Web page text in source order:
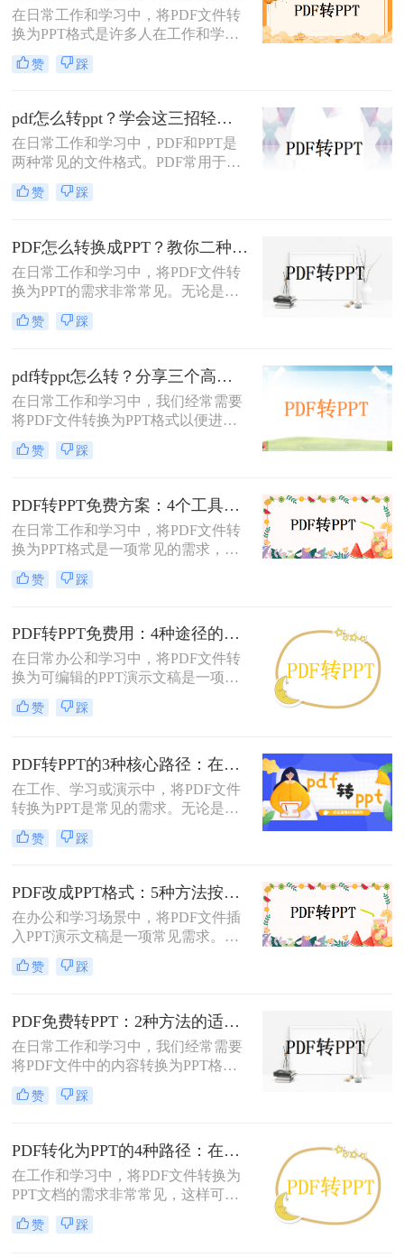
在日常工作和学习中，将PDF文件转
换为PPT格式是许多人在工作和学习
中常遇到的需求，特别是当需要将
PDF中的内容进行编辑、演示或分享
文将介绍三种常用的PDF转PPT的方
法。
赞 踩
pdf怎么转ppt？学会这三招轻松搞定转换！
在日常工作和学习中，PDF和PPT是
两种常见的文件格式。PDF常用于文
档的查看和分享，而PPT则更多地用
于制作演示文稿和进行演讲。有时，
式，以便进行编辑、修改或展示。那
么pdf怎么转ppt呢？本文将介绍三种
将PDF转换为PPT的方法：使用专业
的PDF转PPT软件、利用在线转换工
具，以及手动复制粘贴内容。
赞 踩
PDF怎么转换成PPT？教你二种转换方法！
在日常工作和学习中，将PDF文件转
换为PPT的需求非常常见。无论是为
了方便展示、编辑还是进一步处理，
掌握几种高效的PDF转PPT方法都是
PPT呢？本文将详细介绍两种常见的
PDF转PPT方法，帮助用户轻松完成
文件格式转换。
赞 踩
pdf转ppt怎么转？分享三个高效转换方法！
在日常工作和学习中，我们经常需要
将PDF文件转换为PPT格式以便进行
演示或编辑。那么pdf转ppt怎么转
呢？以下将介绍三种常用的pdf转ppt
转换。
赞 踩
PDF转PPT免费方案：4个工具的文件限制和输出质量对比！
在日常工作和学习中，将PDF文件转
换为PPT格式是一项常见的需求，以
便更好地进行演示和分享。虽然市面
上有许多专业的转换软件和服务，但
费。那么pdf如何免费转换ppt呢？以
下将介绍四种免费将PDF转换为PPT
的方法，帮助用户轻松实现格式转
换。
赞 踩
PDF转PPT免费用：4种途径的转换精度和排版保留能力对比！
在日常办公和学习中，将PDF文件转
换为可编辑的PPT演示文稿是一项高
频需求。无论是需要修改过时的课
件、提取报告中的数据制作新方案，
速且免费地完成格式转换都能极大提
升工作效率。那么如何免费把pdf转成
PPT呢？
赞 踩
PDF转PPT的3种核心路径：在线、软件和PPT自带的适用范围！
在工作、学习或演示中，将PDF文件
转换为PPT是常见的需求。无论是整
合报告、课件，还是优化文档展示，
都需要一种高效且保留原格式的方
是几种常用方法的详细解析，帮助你
快速上手。
赞 踩
PDF改成PPT格式：5种方法按页面复杂度选择！
在办公和学习场景中，将PDF文件插
入PPT演示文稿是一项常见需求。无
论是展示报告、图表，还是分享文档
内容，合理选择插入方法能显著提升
改成PPT呢？以下是五种常用方法的
详细说明，帮助您根据需求高效完成
文档整合。
赞 踩
PDF免费转PPT：2种方法的适用场景和操作差异！
在日常工作和学习中，我们经常需要
将PDF文件中的内容转换为PPT格
式，以便于演示和分享。那么PDF如
何转化为PPT免费呢？以下是两种免
PPT的转换。
赞 踩
PDF转化为PPT的4种路径：在线、客户端、插件和手动各有什么区别！
在工作和学习中，将PDF文件转换为
PPT文档的需求非常常见，这样可以
方便地进行演示和分享。那么pdf如何
转化为ppt呢？本文将介绍四种常见的
赞 踩